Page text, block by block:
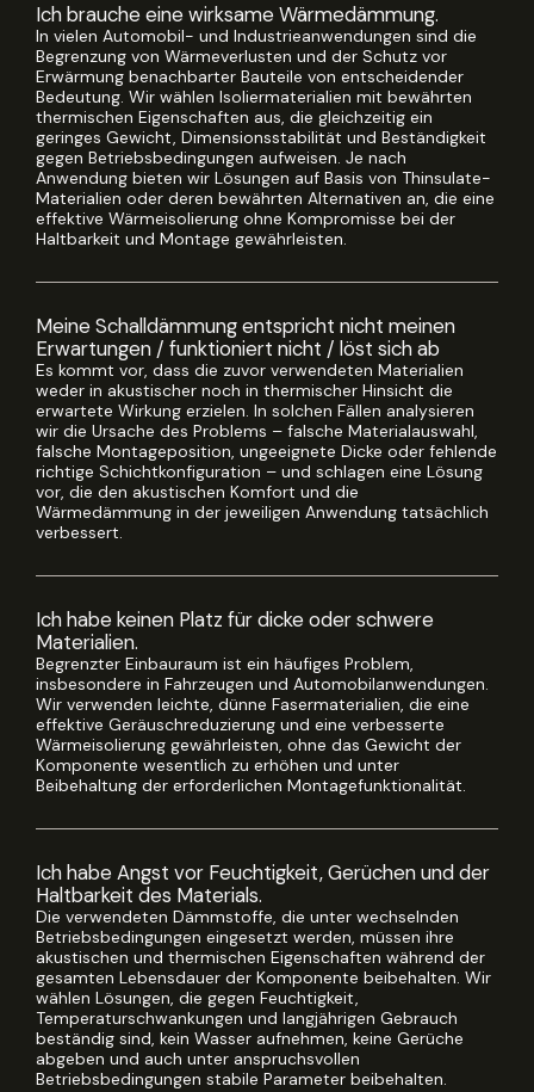
Ich brauche eine wirksame Wärmedämmung.
In vielen Automobil- und Industrieanwendungen sind die
Begrenzung von Wärmeverlusten und der Schutz vor
Erwärmung benachbarter Bauteile von entscheidender
Bedeutung. Wir wählen Isoliermaterialien mit bewährten
thermischen Eigenschaften aus, die gleichzeitig ein
geringes Gewicht, Dimensionsstabilität und Beständigkeit
gegen Betriebsbedingungen aufweisen. Je nach
Anwendung bieten wir Lösungen auf Basis von Thinsulate-
Materialien oder deren bewährten Alternativen an, die eine
effektive Wärmeisolierung ohne Kompromisse bei der
Haltbarkeit und Montage gewährleisten.
Meine Schalldämmung entspricht nicht meinen
Erwartungen / funktioniert nicht / löst sich ab
Es kommt vor, dass die zuvor verwendeten Materialien
weder in akustischer noch in thermischer Hinsicht die
erwartete Wirkung erzielen. In solchen Fällen analysieren
wir die Ursache des Problems – falsche Materialauswahl,
falsche Montageposition, ungeeignete Dicke oder fehlende
richtige Schichtkonfiguration – und schlagen eine Lösung
vor, die den akustischen Komfort und die
Wärmedämmung in der jeweiligen Anwendung tatsächlich
verbessert.
Ich habe keinen Platz für dicke oder schwere
Materialien.
Begrenzter Einbauraum ist ein häufiges Problem,
insbesondere in Fahrzeugen und Automobilanwendungen.
Wir verwenden leichte, dünne Fasermaterialien, die eine
effektive Geräuschreduzierung und eine verbesserte
Wärmeisolierung gewährleisten, ohne das Gewicht der
Komponente wesentlich zu erhöhen und unter
Beibehaltung der erforderlichen Montagefunktionalität.
Ich habe Angst vor Feuchtigkeit, Gerüchen und der
Haltbarkeit des Materials.
Die verwendeten Dämmstoffe, die unter wechselnden
Betriebsbedingungen eingesetzt werden, müssen ihre
akustischen und thermischen Eigenschaften während der
gesamten Lebensdauer der Komponente beibehalten. Wir
wählen Lösungen, die gegen Feuchtigkeit,
Temperaturschwankungen und langjährigen Gebrauch
beständig sind, kein Wasser aufnehmen, keine Gerüche
abgeben und auch unter anspruchsvollen
Betriebsbedingungen stabile Parameter beibehalten.